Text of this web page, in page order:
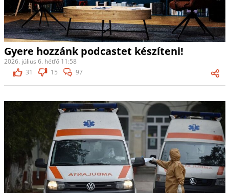
Gyere hozzánk podcastet készíteni!
2026. július 6. hétfő 11:58
31
15 97